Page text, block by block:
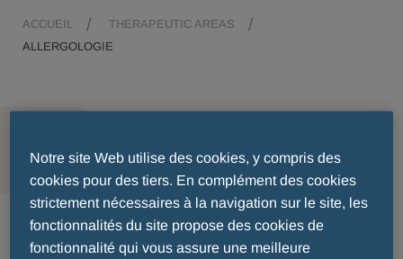
ACCUEIL
THERAPEUTIC AREAS
ALLERGOLOGIE
Allergie et urticaire
Notre site Web utilise des cookies, y compris des
cookies pour des tiers. En complément des cookies
strictement nécessaires à la navigation sur le site, les
fonctionnalités du site propose des cookies de
fonctionnalité qui vous assure une meilleure